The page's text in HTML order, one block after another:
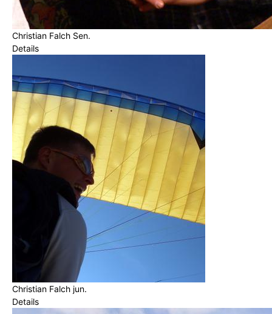
Christian Falch Sen.
Details
Christian Falch jun.
Details